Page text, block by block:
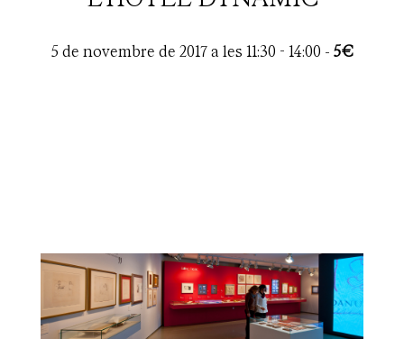
5 de novembre de 2017 a les 11:30 - 14:00 - 5€